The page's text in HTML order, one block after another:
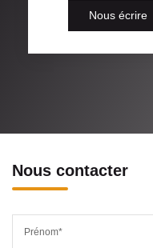
Nous écrire
Nous contacter
Prénom*